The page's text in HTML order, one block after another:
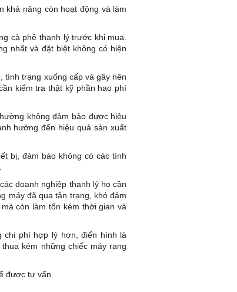
khả năng còn hoạt động và làm
cà phê thanh lý trước khi mua.
nhất và đặt biệt không có hiện
tình trạng xuống cấp và gây nên
kiểm tra thật kỹ phần hao phí
không đảm bảo được hiệu
hưởng đến hiệu quả sản xuất
bị, đảm bảo không có các tình
doanh nghiệp thanh lý họ cần
máy đã qua tân trang, khó đảm
còn làm tốn kém thời gian và
chi phí hợp lý hơn, điển hình là
kém những chiếc máy rang
được tư vấn.